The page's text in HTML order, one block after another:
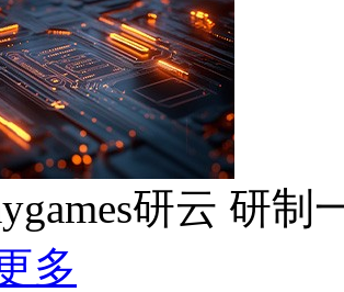
研云 研
多